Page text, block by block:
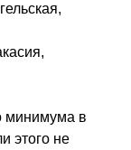
минимума в
этого не